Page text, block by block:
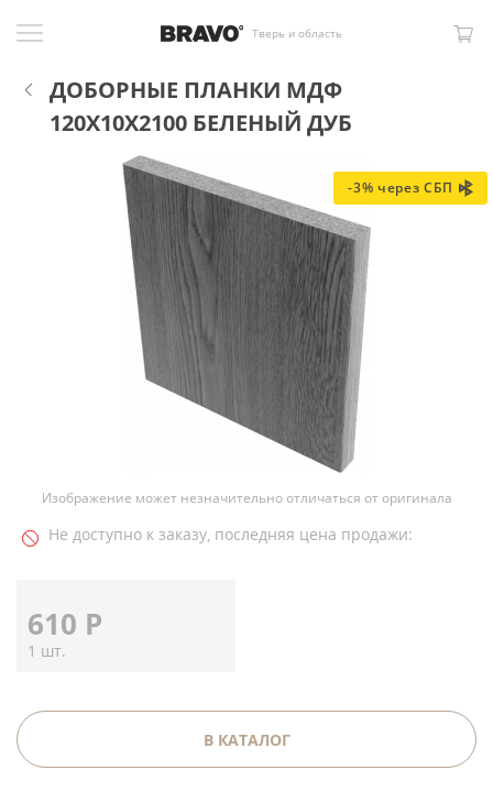
Тверь и область
ДОБОРНЫЕ ПЛАНКИ МДФ
120X10X2100 БЕЛЕНЫЙ ДУБ
-3% через СБП
Изображение может незначительно отличаться от оригинала
Не доступно к заказу, последняя цена продажи:
610 Р
1 шт.
В КАТАЛОГ